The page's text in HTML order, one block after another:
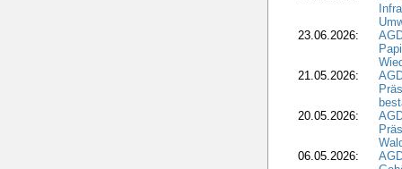
23.06.2026:
21.05.2026:
20.05.2026:
06.05.2026: